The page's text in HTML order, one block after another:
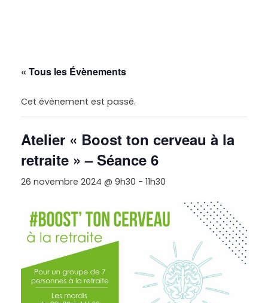
« Tous les Évènements
Cet évènement est passé.
Atelier « Boost ton cerveau à la
retraite » – Séance 6
26 novembre 2024 @ 9h30 - 11h30